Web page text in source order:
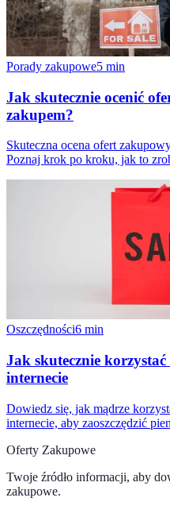
Porady zakupowe5 min
Jak skutecznie ocenić
zakupem?
Skuteczna ocena ofert
Poznaj krok po kroku, jak to
Oszczędności6 min
Jak skutecznie
internecie
Dowiedz się, jak mądrze
internecie, aby zaoszczędzić
Oferty Zakupowe
Twoje źródło informacji, aby
zakupowe.